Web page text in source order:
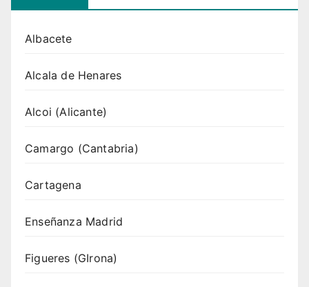
Albacete
Alcala de Henares
Alcoi (Alicante)
Camargo (Cantabria)
Cartagena
Enseñanza Madrid
Figueres (GIrona)